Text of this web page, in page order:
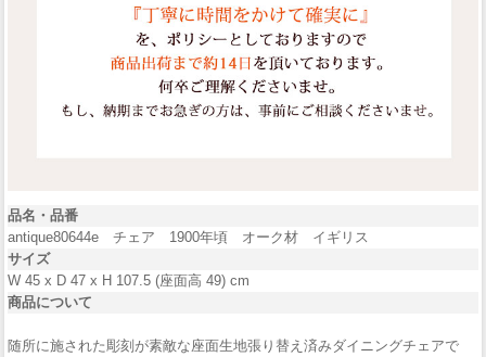
品名・品番
antique80644e チェア 1900年頃 オーク材 イギリス
サイズ
W 45 x D 47 x H 107.5 (座面高 49) cm
商品について
随所に施された彫刻が素敵な座面生地張り替え済みダイニングチェアで